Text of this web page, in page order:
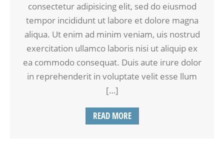
consectetur adipisicing elit, sed do eiusmod
tempor incididunt ut labore et dolore magna
aliqua. Ut enim ad minim veniam, uis nostrud
exercitation ullamco laboris nisi ut aliquip ex
ea commodo consequat. Duis aute irure dolor
in reprehenderit in voluptate velit esse llum
[…]
READ MORE